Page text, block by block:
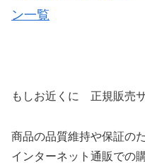
ン一覧
もしお近くに 正規販売
商品の品質維持や保証の
インターネット通販での